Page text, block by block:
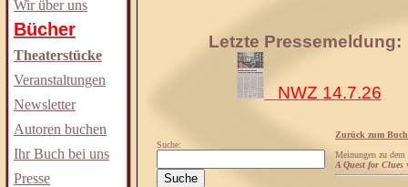
Wir über uns
Bücher
Theaterstücke
Veranstaltungen
Newsletter
Autoren buchen
Ihr Buch bei uns
Presse
Letzte Pressemeldung:
NWZ 14.7.26
Suche:
Zurück zum Buch
Meinungen zu
A Quest for Clues